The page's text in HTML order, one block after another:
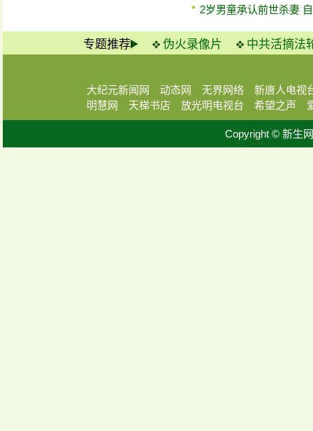
2岁男童承认前世杀妻
专题推荐 伪火录像片 中共活摘法
大纪元新闻网 动态网 无界网络
新唐人电视
明慧网
天梯书店 放光明电视台 希望之声
Copyright © 新生